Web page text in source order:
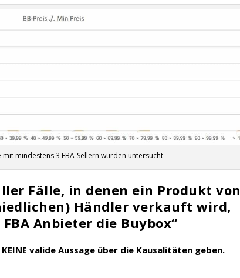
mindestens 3 FBA-Sellern wurden untersucht
Fälle, in denen ein Produkt von
Händler verkauft wird,
Anbieter die Buybox“
valide Aussage über die Kausalitäten geben.